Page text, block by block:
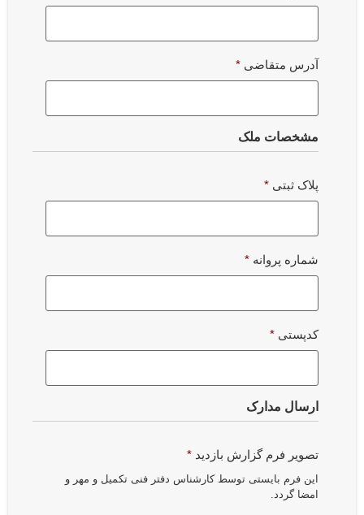
آدرس متقاضی *
مشخصات ملک
پلاک ثبتی *
شماره پروانه *
کدپستی *
ارسال مدارک
تصویر فرم گزارش بازدید *
این فرم بایستی توسط کارشناس دفتر فنی تکمیل و مهر و
امضا گردد.